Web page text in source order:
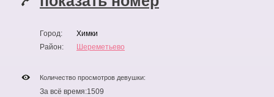
Город:
Химки
Район:
Шереметьево
Количество просмотров девушки:
За всё время:1509